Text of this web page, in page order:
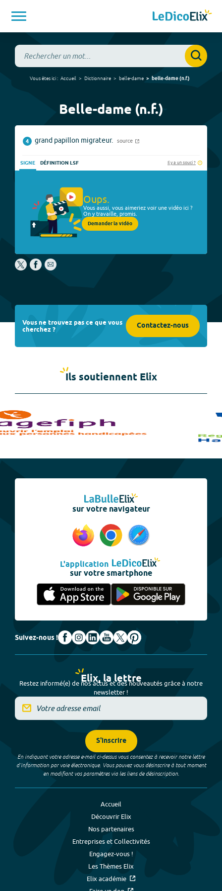
Vous êtes ici : Accueil Dictionnaire belle-dame belle-dame(n.f.)
Belle-dame (n.f.)
4 grand papillon migrateur. source
SIGNE DÉFINITION LSF Il y a un souci ?
Oups.
Vous aussi, vous aimeriez voir une vidéo ici ?
On y travaille, promis.
Demander la vidéo
Vous ne trouvez pas ce que vous
cherchez ? Contactez-nous
Ils soutiennent Elix
sur votre navigateur
L'application
sur votre smartphone
Suivez-nous !
Elix, la lettre
Restez informé(e) de nos actus et des nouveautés grâce à notre
newsletter !
S'inscrire
En indiquant votre adresse e-mail ci-dessus vous consentez à recevoir notre lettre
d’information par voie électronique. Vous pouvez vous désinscrire à tout moment
en modifiant vos paramètres via les liens de désinscription.
Accueil
Découvrir Elix
Nos partenaires
Entreprises et Collectivités
Engagez-vous !
Les Thèmes Elix
Elix académie